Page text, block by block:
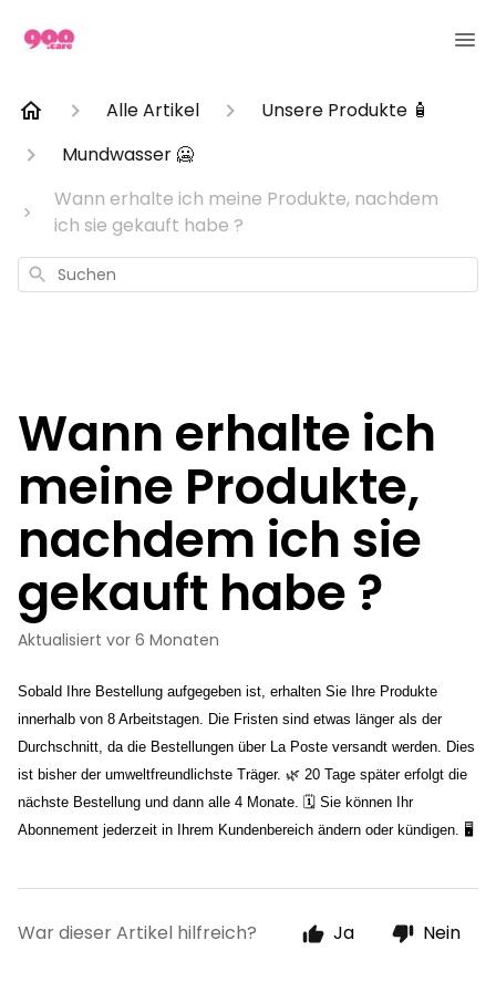
Alle Artikel
Unsere Produkte 🧴
Mundwasser 🥶
Wann erhalte ich meine Produkte, nachdem
ich sie gekauft habe ?
Suchen
Wann erhalte ich
meine Produkte,
nachdem ich sie
gekauft habe ?
Aktualisiert vor 6 Monaten
Sobald Ihre Bestellung aufgegeben ist, erhalten Sie Ihre Produkte
innerhalb von 8 Arbeitstagen. Die Fristen sind etwas länger als der
Durchschnitt, da die Bestellungen über La Poste versandt werden. Dies
ist bisher der umweltfreundlichste Träger. 🌿 20 Tage später erfolgt die
nächste Bestellung und dann alle 4 Monate. 🗓 Sie können Ihr
Abonnement jederzeit in Ihrem Kundenbereich ändern oder kündigen. 🖥
War dieser Artikel hilfreich? Ja Nein